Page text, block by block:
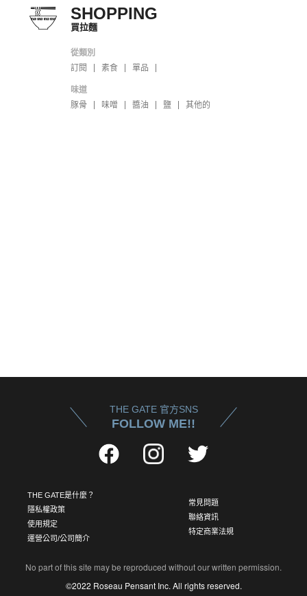
SHOPPING
買拉麵
從類別
訂閱
素食 單品
味道
豚骨
味噌 醬油 鹽 其他的
THE GATE 官方SNS
FOLLOW ME!!
THE GATE是什麼？
隱私權政策
使用規定
運營公司/公司簡介
常見問題
聯絡資訊
特定商業法規
No part of this site may be reproduced without our written permission.
©2022 Roseau Pensant Inc. All rights reserved.